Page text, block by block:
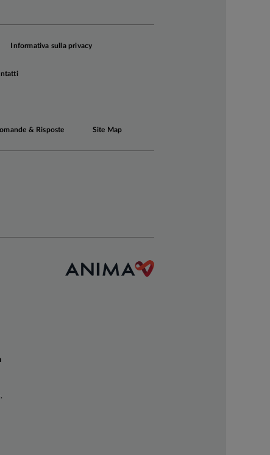
Informativa sulla privacy
& Risposte Site Map